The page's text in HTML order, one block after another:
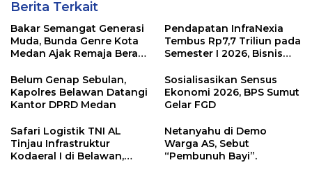
Berita Terkait
Bakar Semangat Generasi
Muda, Bunda Genre Kota
Medan Ajak Remaja Berani
Pendapatan InfraNexia
Tembus Rp7,7 Triliun pada
Semester I 2026, Bisnis
Persen
Belum Genap Sebulan,
Kapolres Belawan Datangi
Kantor DPRD Medan
Sosialisasikan Sensus
Ekonomi 2026, BPS Sumut
Gelar FGD
Safari Logistik TNI AL
Tinjau Infrastruktur
Kodaeral I di Belawan,
Netanyahu di Demo
Warga AS, Sebut
“Pembunuh Bayi”.